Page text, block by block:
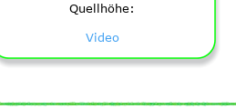
Quellhöhe:
Video